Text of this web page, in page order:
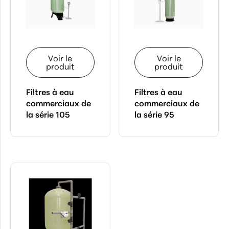
105 (1)
Membranes (2)
Osmose
Inverse (3)
Pièces
et
biens
MANUFACTURIER
Voir le
produit
Filtres à eau
commerciaux de
la série 105
Voir le
produit
Filtres à eau
commerciaux de
la série 95